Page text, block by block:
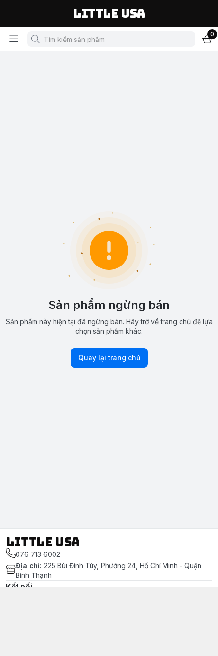
LITTLE USA
0
Sản phẩm ngừng bán
Sản phẩm này hiện tại đã ngừng bán. Hãy trở về trang chủ để lựa
chọn sản phẩm khác.
Quay lại trang chủ
LITTLE USA
076 713 6002
Địa chỉ: 225 Bùi Đình Túy, Phường 24, Hồ Chí Minh - Quận
Bình Thạnh
Kết nối